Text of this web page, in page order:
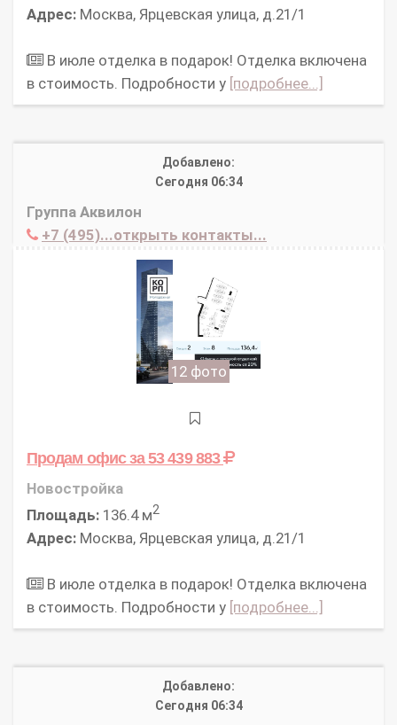
Адрес: Москва, Ярцевская улица, д.21/1
В июле отделка в подарок! Отделка включена
в стоимость. Подробности у [подробнее...]
Добавлено:
Сегодня 06:34
Группа Аквилон
+7 (495)...открыть контакты...
12 фото
Продам офисза 53 439 883
Новостройка
Площадь: 136.4 м2
Адрес: Москва, Ярцевская улица, д.21/1
В июле отделка в подарок! Отделка включена
в стоимость. Подробности у [подробнее...]
Добавлено:
Сегодня 06:34